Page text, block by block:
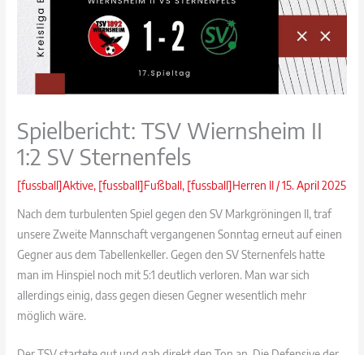
Spielbericht: TSV Wiernsheim II
1:2 SV Sternenfels
[fussball]Aktive, [fussball]Fußball, [fussball]Herren II /15. April 2025
Nach dem turbulenten Spiel gegen den SV Markgröningen II, traf
unsere Zweite Mannschaft vergangenen Sonntag erneut auf einen
Gegner aus dem Tabellenkeller. Gegen den SV Sternenfels hatte
man im Hinspiel noch mit 5:1 deutlich verloren. Man war sich
allerdings einig, dass gegen diesen Gegner wesentlich mehr
möglich wäre.